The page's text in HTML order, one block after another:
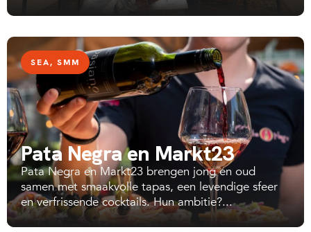
SEA, SMM
Pata Negra en Markt23
Pata Negra en Markt23 brengen jong en oud
samen met smaakvolle tapas, een levendige sfeer
en verfrissende cocktails. Hun ambitie?...